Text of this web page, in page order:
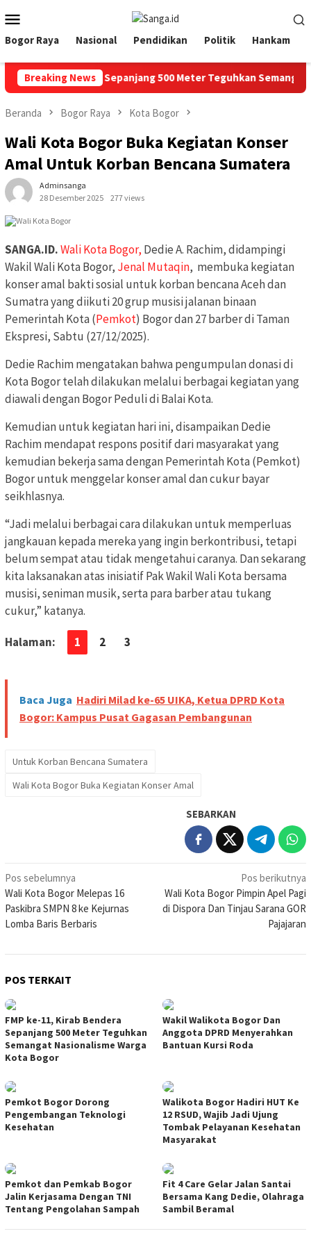
ke
kontenMobile
Bogor Raya Nasional Pendidikan Politik Hankam
Breaking News
Kirab Bendera Sepanjang 500 Meter Teguhkan Semangat
Beranda Bogor Raya Kota Bogor
Wali Kota Bogor Buka Kegiatan Konser
Amal Untuk Korban Bencana Sumatera
Adminsanga
28 Desember 2025
277 views
SANGA.ID.Wali Kota Bogor, Dedie A. Rachim, didampingi
Wakil Wali Kota Bogor, Jenal Mutaqin, membuka kegiatan
konser amal bakti sosial untuk korban bencana Aceh dan
Sumatra yang diikuti 20 grup musisi jalanan binaan
Pemerintah Kota (Pemkot) Bogor dan 27 barber di Taman
Ekspresi, Sabtu (27/12/2025).
Dedie Rachim mengatakan bahwa pengumpulan donasi di
Kota Bogor telah dilakukan melalui berbagai kegiatan yang
diawali dengan Bogor Peduli di Balai Kota.
Kemudian untuk kegiatan hari ini, disampaikan Dedie
Rachim mendapat respons positif dari masyarakat yang
kemudian bekerja sama dengan Pemerintah Kota (Pemkot)
Bogor untuk menggelar konser amal dan cukur bayar
seikhlasnya.
“Jadi melalui berbagai cara dilakukan untuk memperluas
jangkauan kepada mereka yang ingin berkontribusi, tetapi
belum sempat atau tidak mengetahui caranya. Dan sekarang
kita laksanakan atas inisiatif Pak Wakil Wali Kota bersama
musisi, seniman musik, serta para barber atau tukang
cukur,” katanya.
Halaman: 1 2 3
Baca Juga Hadiri Milad ke-65 UIKA, Ketua DPRD Kota
Bogor: Kampus Pusat Gagasan Pembangunan
Untuk Korban Bencana Sumatera
Wali Kota Bogor Buka Kegiatan Konser Amal
SEBARKAN
Navigasi
pos
Pos sebelumnya
Wali Kota Bogor Melepas 16
Paskibra SMPN 8 ke Kejurnas
Lomba Baris Berbaris
Pos berikutnya
Wali Kota Bogor Pimpin Apel Pagi
di Dispora Dan Tinjau Sarana GOR
Pajajaran
POS TERKAIT
FMP ke-11, Kirab Bendera
Sepanjang 500 Meter Teguhkan
Semangat Nasionalisme Warga
Kota Bogor
Wakil Walikota Bogor Dan
Anggota DPRD Menyerahkan
Bantuan Kursi Roda
Pemkot Bogor Dorong
Pengembangan Teknologi
Kesehatan
Walikota Bogor Hadiri HUT Ke
12 RSUD, Wajib Jadi Ujung
Tombak Pelayanan Kesehatan
Masyarakat
Pemkot dan Pemkab Bogor
Jalin Kerjasama Dengan TNI
Tentang Pengolahan Sampah
Fit 4 Care Gelar Jalan Santai
Bersama Kang Dedie, Olahraga
Sambil Beramal